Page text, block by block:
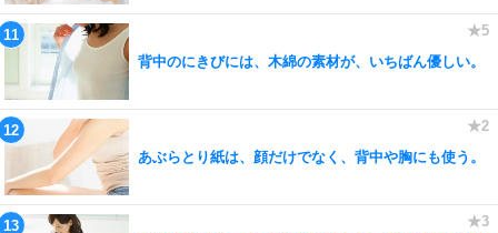
背中のにきびには、木綿の素材が、いちばん優しい。
あぶらとり紙は、顔だけでなく、背中や胸にも使う。